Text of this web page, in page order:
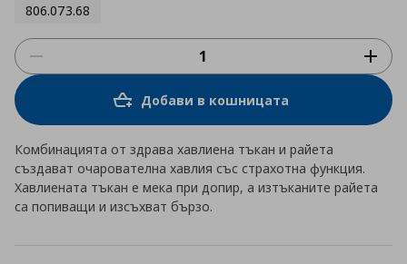
806.073.68
Добави в кошницата
Комбинацията от здрава хавлиена тъкан и райета
създават очарователна хавлия със страхотна функция.
Хавлиената тъкан е мека при допир, а изтъканите райета
са попиващи и изсъхват бързо.